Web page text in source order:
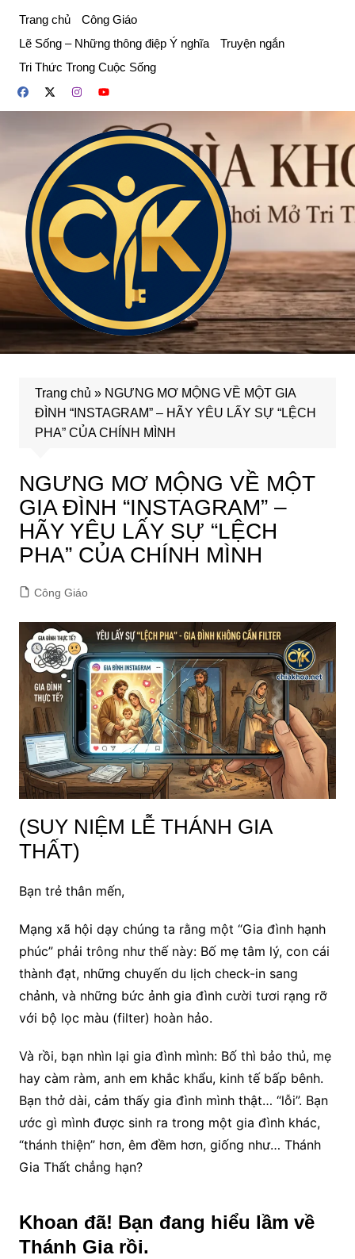
phần
dung
Trang chủ
Công Giáo
Lẽ Sống – Những thông điệp Ý nghĩa
Truyện ngắn
Tri Thức Trong Cuộc Sống
Trang chủ » NGƯNG MƠ MỘNG VỀ MỘT GIA
ĐÌNH “INSTAGRAM” – HÃY YÊU LẤY SỰ “LỆCH
PHA” CỦA CHÍNH MÌNH
NGƯNG MƠ MỘNG VỀ MỘT
GIA ĐÌNH “INSTAGRAM” –
HÃY YÊU LẤY SỰ “LỆCH
PHA” CỦA CHÍNH MÌNH
Công Giáo
(SUY NIỆM LỄ THÁNH GIA
THẤT)
Bạn trẻ thân mến,
Mạng xã hội dạy chúng ta rằng một “Gia đình hạnh
phúc” phải trông như thế này: Bố mẹ tâm lý, con cái
thành đạt, những chuyến du lịch check-in sang
chảnh, và những bức ảnh gia đình cười tươi rạng rỡ
với bộ lọc màu (filter) hoàn hảo.
Và rồi, bạn nhìn lại gia đình mình: Bố thì bảo thủ, mẹ
hay càm ràm, anh em khắc khẩu, kinh tế bấp bênh.
Bạn thở dài, cảm thấy gia đình mình thật… “lỗi”. Bạn
ước gì mình được sinh ra trong một gia đình khác,
“thánh thiện” hơn, êm đềm hơn, giống như… Thánh
Gia Thất chẳng hạn?
Khoan đã! Bạn đang hiểu lầm về
Thánh Gia rồi.